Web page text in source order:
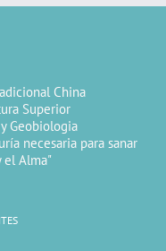
China
Superior
Geobiologia
necesaria para sanar
el Alma"